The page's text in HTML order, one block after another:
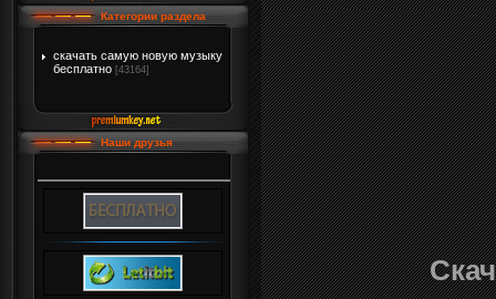
Категории раздела
скачать самую новую музыку
бесплатно [43164]
Наши друзья